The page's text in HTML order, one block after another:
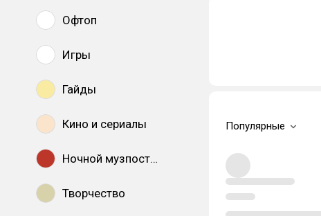
Офтоп
Игры
Гайды
Кино и сериалы
Ночной музпостинг
Творчество
Популярные